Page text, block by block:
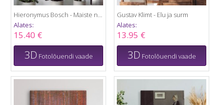
Hieronymus Bosch - Maiste naudingute aed
Alates:
15.40 €
3D Fotolõuendi vaade
Gustav Klimt - Elu ja surm
Alates:
13.95 €
3D Fotolõuendi vaade